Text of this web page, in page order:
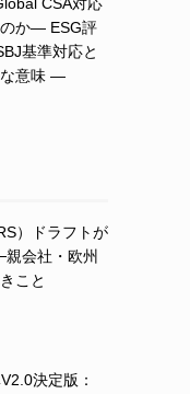
CSA対応
か― ESG評
基準対応と
な意味 ―
）ドラフトが
会社・欧州
こと
決定版：